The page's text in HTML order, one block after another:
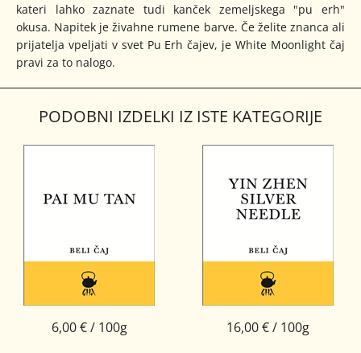
kateri lahko zaznate tudi kanček zemeljskega "pu erh"
okusa. Napitek je živahne rumene barve. Če želite znanca ali
prijatelja vpeljati v svet Pu Erh čajev, je White Moonlight čaj
pravi za to nalogo.
PODOBNI IZDELKI IZ ISTE KATEGORIJE
6,00 € / 100g 16,00 € / 100g